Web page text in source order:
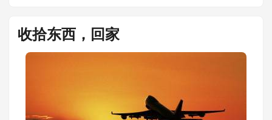
收拾东西，回家